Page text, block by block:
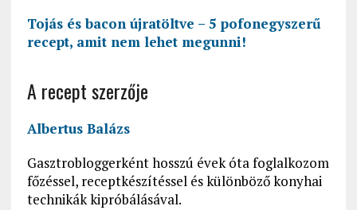
Tojás és bacon újratöltve – 5 pofonegyszerű
recept, amit nem lehet megunni!
A recept szerzője
Albertus Balázs
Gasztrobloggerként hosszú évek óta foglalkozom
főzéssel, receptkészítéssel és különböző konyhai
technikák kipróbálásával.